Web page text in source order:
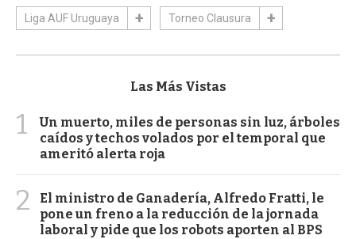
Liga AUF Uruguaya Torneo Clausura
Las Más Vistas
1
Un muerto, miles de personas sin luz, árboles
caídos y techos volados por el temporal que
ameritó alerta roja
2
El ministro de Ganadería, Alfredo Fratti, le
pone un freno a la reducción de la jornada
laboral y pide que los robots aporten al BPS